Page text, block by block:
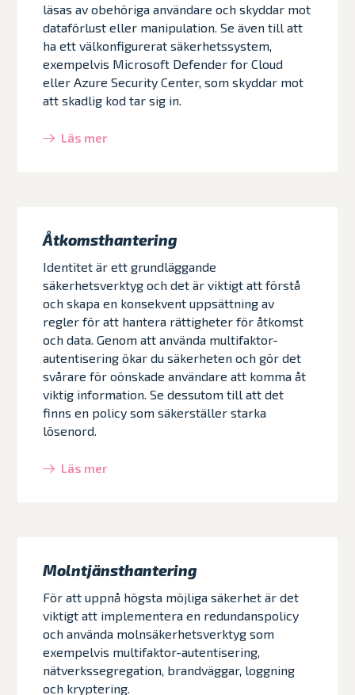
läsas av obehöriga användare och skyddar mot
dataförlust eller manipulation. Se även till att
ha ett välkonfigurerat säkerhetssystem,
exempelvis Microsoft Defender for Cloud
eller Azure Security Center, som skyddar mot
att skadlig kod tar sig in.
Läs mer
Åtkomsthantering
Identitet är ett grundläggande
säkerhetsverktyg och det är viktigt att förstå
och skapa en konsekvent uppsättning av
regler för att hantera rättigheter för åtkomst
och data. Genom att använda multifaktor-
autentisering ökar du säkerheten och gör det
svårare för oönskade användare att komma åt
viktig information. Se dessutom till att det
finns en policy som säkerställer starka
lösenord.
Läs mer
Molntjänsthantering
För att uppnå högsta möjliga säkerhet är det
viktigt att implementera en redundanspolicy
och använda molnsäkerhetsverktyg som
exempelvis multifaktor-autentisering,
nätverkssegregation, brandväggar, loggning
och kryptering.